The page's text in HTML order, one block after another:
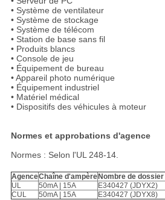
• Système de ventilateur
• Système de stockage
• Système de télécom
• Station de base sans fil
• Produits blancs
• Console de jeu
• Équipement de bureau
• Appareil photo numérique
• Équipement industriel
• Matériel médical
• Dispositifs des véhicules à moteur
Normes et approbations d'agence
Normes : Selon l'UL 248-14.
AgenceChaîne d'ampère Nombre de
UL
50mA | 15A
E340427 (JDYX2)
CUL
50mA | 15A E340427 (JDYX8)